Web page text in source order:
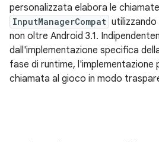
personalizzata elabora le
InputManagerCompat
non oltre Android 3.1.
dall'implementazione specifica
fase di runtime, l'implementazione
chiamata al gioco in modo